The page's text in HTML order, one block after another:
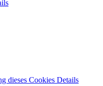
dieses Cookies Details